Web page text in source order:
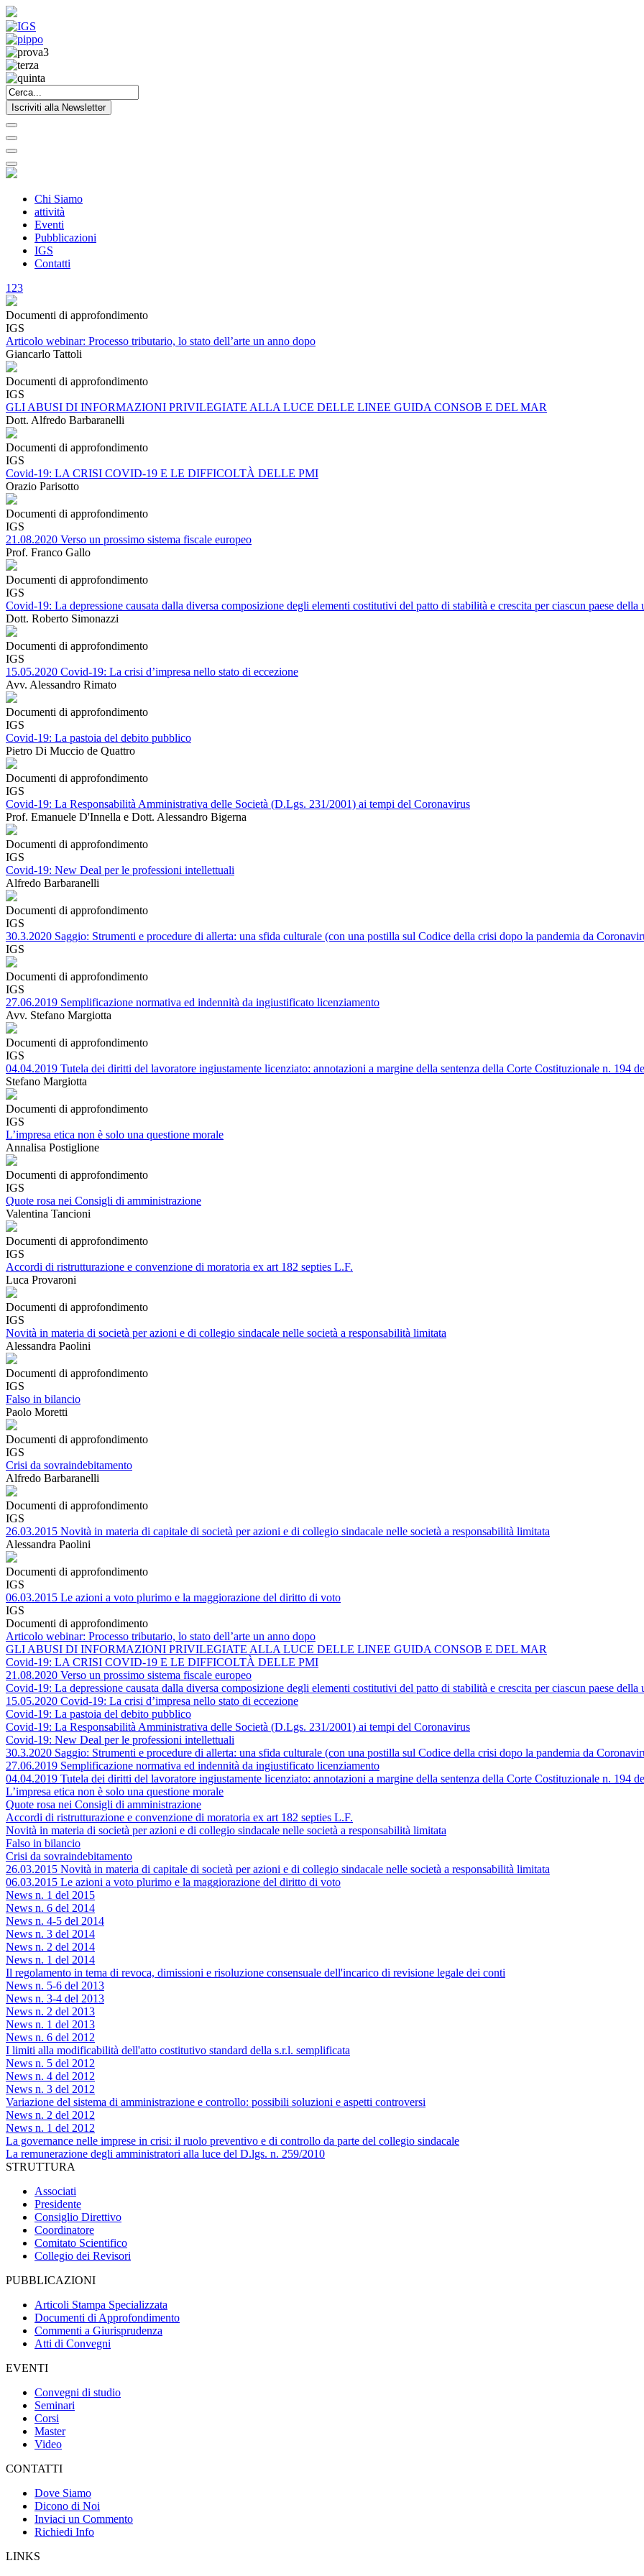
Iscriviti alla Newsletter
Chi Siamo
attività
Eventi
Pubblicazioni
IGS
Contatti
1 23
Documenti di approfondimento
IGS
Articolo webinar: Processo tributario, lo stato dell’arte un anno dopo
Giancarlo Tattoli
Documenti di approfondimento
IGS
GLI ABUSI DI INFORMAZIONI PRIVILEGIATE ALLA LUCE DELLE LINEE GUIDA CONSOB E DEL MAR
Dott. Alfredo Barbaranelli
Documenti di approfondimento
IGS
Covid-19: LA CRISI COVID-19 E LE DIFFICOLTÀ DELLE PMI
Orazio Parisotto
Documenti di approfondimento
IGS
21.08.2020 Verso un prossimo sistema fiscale europeo
Prof. Franco Gallo
Documenti di approfondimento
IGS
Covid-19: La depressione causata dalla diversa composizione degli elementi costitutivi del patto di stabilità e crescita per ciascun paese della
Dott. Roberto Simonazzi
Documenti di approfondimento
IGS
15.05.2020 Covid-19: La crisi d’impresa nello stato di eccezione
Avv. Alessandro Rimato
Documenti di approfondimento
IGS
Covid-19: La pastoia del debito pubblico
Pietro Di Muccio de Quattro
Documenti di approfondimento
IGS
Covid-19: La Responsabilità Amministrativa delle Società (D.Lgs. 231/2001) ai tempi del Coronavirus
Prof. Emanuele D'Innella e Dott. Alessandro Bigerna
Documenti di approfondimento
IGS
Covid-19: New Deal per le professioni intellettuali
Alfredo Barbaranelli
Documenti di approfondimento
IGS
30.3.2020 Saggio: Strumenti e procedure di allerta: una sfida culturale (con una postilla sul Codice della crisi dopo la pandemia da
IGS
Documenti di approfondimento
IGS
27.06.2019 Semplificazione normativa ed indennità da ingiustificato licenziamento
Avv. Stefano Margiotta
Documenti di approfondimento
IGS
04.04.2019 Tutela dei diritti del lavoratore ingiustamente licenziato: annotazioni a margine della sentenza della Corte Costituzionale n.
Stefano Margiotta
Documenti di approfondimento
IGS
L’impresa etica non è solo una questione morale
Annalisa Postiglione
Documenti di approfondimento
IGS
Quote rosa nei Consigli di amministrazione
Valentina Tancioni
Documenti di approfondimento
IGS
Accordi di ristrutturazione e convenzione di moratoria ex art 182 septies L.F.
Luca Provaroni
Documenti di approfondimento
IGS
Novità in materia di società per azioni e di collegio sindacale nelle società a responsabilità limitata
Alessandra Paolini
Documenti di approfondimento
IGS
Falso in bilancio
Paolo Moretti
Documenti di approfondimento
IGS
Crisi da sovraindebitamento
Alfredo Barbaranelli
Documenti di approfondimento
IGS
26.03.2015 Novità in materia di capitale di società per azioni e di collegio sindacale nelle società a responsabilità limitata
Alessandra Paolini
Documenti di approfondimento
IGS
06.03.2015 Le azioni a voto plurimo e la maggiorazione del diritto di voto
IGS
Documenti di approfondimento
Articolo webinar: Processo tributario, lo stato dell’arte un anno dopo
GLI ABUSI DI INFORMAZIONI PRIVILEGIATE ALLA LUCE DELLE LINEE GUIDA CONSOB E DEL MAR
Covid-19: LA CRISI COVID-19 E LE DIFFICOLTÀ DELLE PMI
21.08.2020 Verso un prossimo sistema fiscale europeo
Covid-19: La depressione causata dalla diversa composizione degli elementi costitutivi del patto di stabilità e crescita per ciascun paese della
15.05.2020 Covid-19: La crisi d’impresa nello stato di eccezione
Covid-19: La pastoia del debito pubblico
Covid-19: La Responsabilità Amministrativa delle Società (D.Lgs. 231/2001) ai tempi del Coronavirus
Covid-19: New Deal per le professioni intellettuali
30.3.2020 Saggio: Strumenti e procedure di allerta: una sfida culturale (con una postilla sul Codice della crisi dopo la pandemia da
27.06.2019 Semplificazione normativa ed indennità da ingiustificato licenziamento
04.04.2019 Tutela dei diritti del lavoratore ingiustamente licenziato: annotazioni a margine della sentenza della Corte Costituzionale n.
L’impresa etica non è solo una questione morale
Quote rosa nei Consigli di amministrazione
Accordi di ristrutturazione e convenzione di moratoria ex art 182 septies L.F.
Novità in materia di società per azioni e di collegio sindacale nelle società a responsabilità limitata
Falso in bilancio
Crisi da sovraindebitamento
26.03.2015 Novità in materia di capitale di società per azioni e di collegio sindacale nelle società a responsabilità limitata
06.03.2015 Le azioni a voto plurimo e la maggiorazione del diritto di voto
News n. 1 del 2015
News n. 6 del 2014
News n. 4-5 del 2014
News n. 3 del 2014
News n. 2 del 2014
News n. 1 del 2014
Il regolamento in tema di revoca, dimissioni e risoluzione consensuale dell'incarico di revisione legale dei conti
News n. 5-6 del 2013
News n. 3-4 del 2013
News n. 2 del 2013
News n. 1 del 2013
News n. 6 del 2012
I limiti alla modificabilità dell'atto costitutivo standard della s.r.l. semplificata
News n. 5 del 2012
News n. 4 del 2012
News n. 3 del 2012
Variazione del sistema di amministrazione e controllo: possibili soluzioni e aspetti controversi
News n. 2 del 2012
News n. 1 del 2012
La governance nelle imprese in crisi: il ruolo preventivo e di controllo da parte del collegio sindacale
La remunerazione degli amministratori alla luce del D.lgs. n. 259/2010
STRUTTURA
Associati
Presidente
Consiglio Direttivo
Coordinatore
Comitato Scientifico
Collegio dei Revisori
PUBBLICAZIONI
Articoli Stampa Specializzata
Documenti di Approfondimento
Commenti a Giurisprudenza
Atti di Convegni
EVENTI
Convegni di studio
Seminari
Corsi
Master
Video
CONTATTI
Dove Siamo
Dicono di Noi
Inviaci un Commento
Richiedi Info
LINKS